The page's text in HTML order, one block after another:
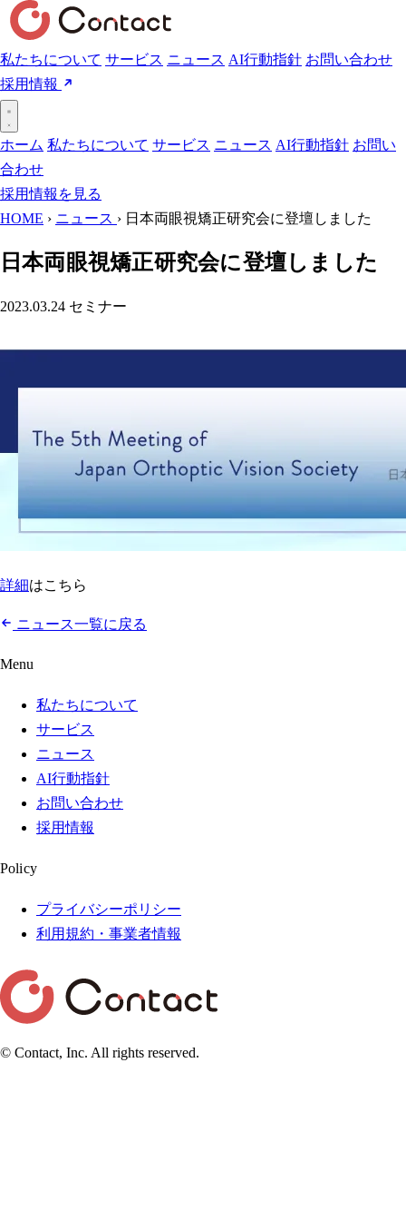
私たちについて サービス ニュース AI行動指針 お問い合わせ
採用情報
ホーム 私たちについて サービス ニュース AI行動指針 お問い
合わせ
採用情報を見る
HOME › ニュース › 日本両眼視矯正研究会に登壇しました
日本両眼視矯正研究会に登壇しました
2023.03.24 セミナー
詳細はこちら
ニュース一覧に戻る
Menu
私たちについて
サービス
ニュース
AI行動指針
お問い合わせ
採用情報
Policy
プライバシーポリシー
利用規約・事業者情報
© Contact, Inc. All rights reserved.